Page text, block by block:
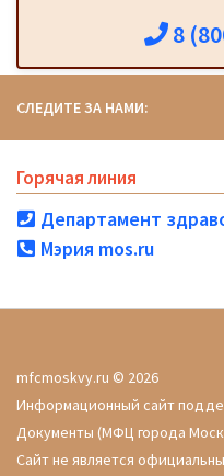
8
СЛЕДИТЕ ЗА НАМИ:
Горячая линия
Департамент
Мэрия mos.ru
mfcmoskvy.ru © 2026
Информационный сайт
Документы (МФЦ города
Сайт не является